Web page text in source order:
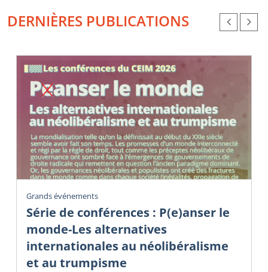
DERNIÈRES PUBLICATIONS
Grands événements
Série de conférences : P(e)anser le
monde-Les alternatives
internationales au néolibéralisme
et au trumpisme